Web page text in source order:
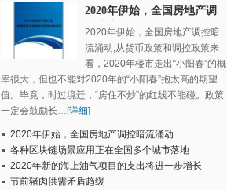
2020年伊始，全国房地产调
控暗流涌动
2020年伊始，全国房地产调控暗
流涌动,从货币政策和调控政策来
看，2020年楼市走出“小阳春”的概
率很大，但也不能对2020年的“小阳春”抱太高的期望
值。毕竟，时过境迁，“房住不炒”的红线不能碰。政策
一定会鼓励长…[详细]
2020年伊始，全国房地产调控暗流涌动
各种区块链场景应用正在全国多个城市落地
2020年新的海上油气项目的支出将进一步增长
节前猪肉供需矛盾趋缓